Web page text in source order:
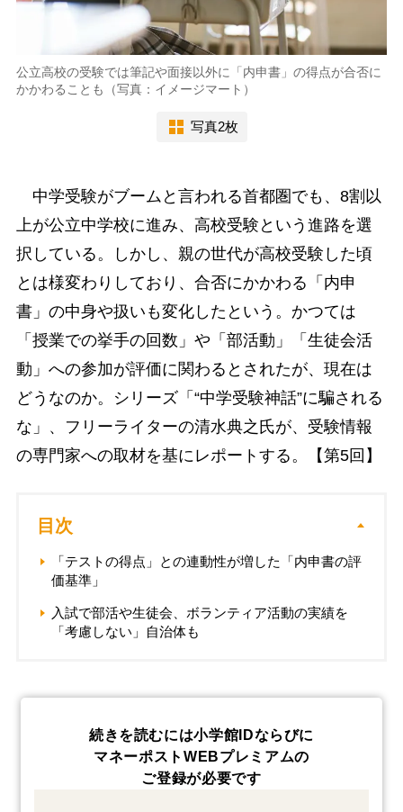
公立高校の受験では筆記や面接以外に「内申書」の得点が合否に
かかわることも（写真：イメージマート）
写真2枚
中学受験がブームと言われる首都圏でも、8割以
上が公立中学校に進み、高校受験という進路を選
択している。しかし、親の世代が高校受験した頃
とは様変わりしており、合否にかかわる「内申
書」の中身や扱いも変化したという。かつては
「授業での挙手の回数」や「部活動」「生徒会活
動」への参加が評価に関わるとされたが、現在は
どうなのか。シリーズ「“中学受験神話”に騙される
な」、フリーライターの清水典之氏が、受験情報
の専門家への取材を基にレポートする。【第5回】
目次
「テストの得点」との連動性が増した「内申書の評
価基準」
入試で部活や生徒会、ボランティア活動の実績を
「考慮しない」自治体も
続きを読むには小学館IDならびに
マネーポストWEBプレミアムの
ご登録が必要です